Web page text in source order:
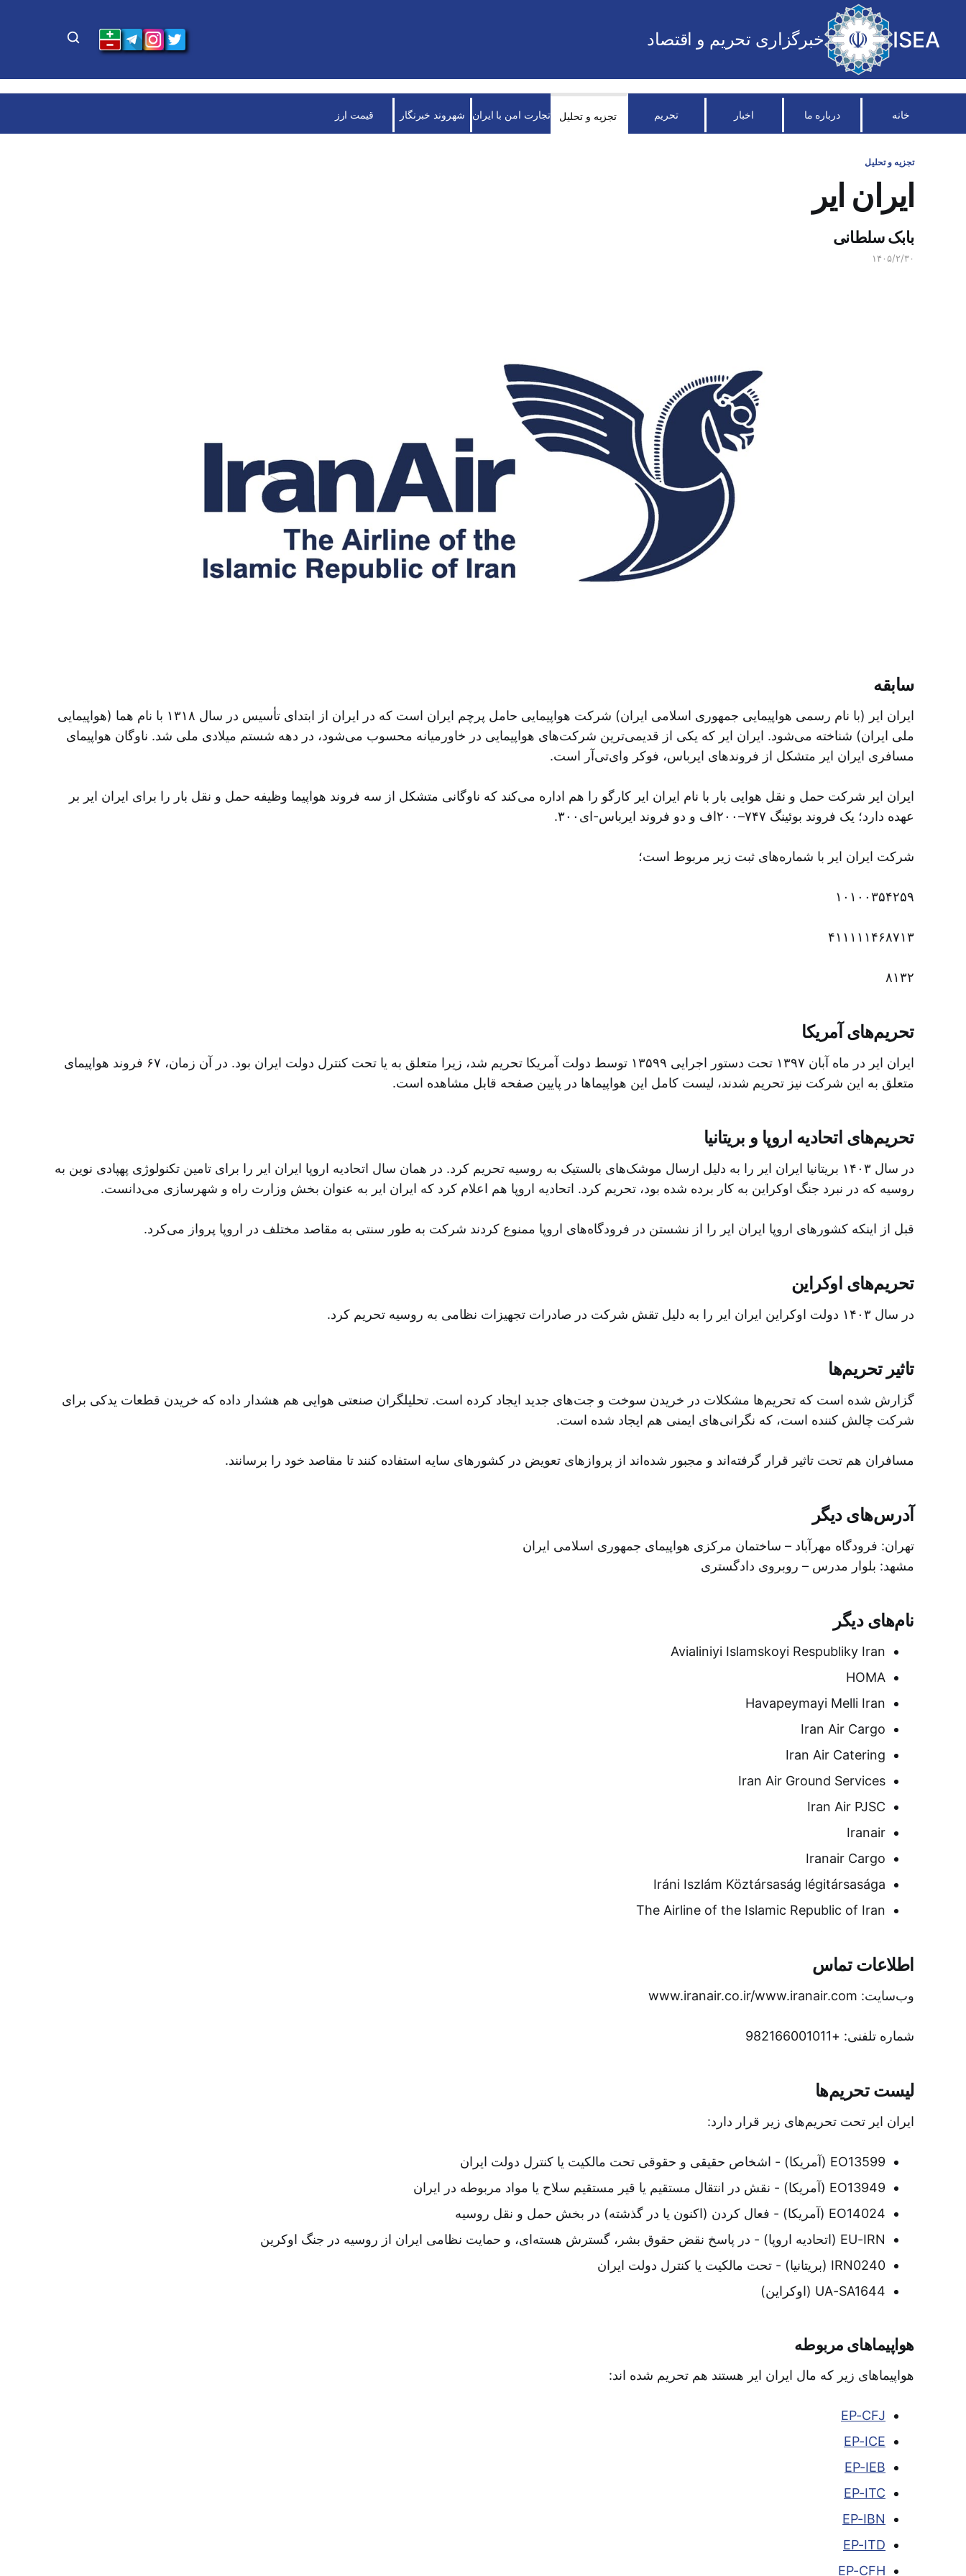
ISEA خبرگزاری تحریم و اقتصاد
خانه درباره ما اخبار تحریم تجزیه و تحلیل تجارت امن با ایران شهروند خبرنگار قیمت ارز
تجزیه و تحلیل
ایران ایر
بابک سلطانی
۱۴۰۵/۲/۳۰
سابقه
ایران ایر (با نام رسمی هواپیمایی جمهوری اسلامی ایران) شرکت هواپیمایی حامل پرچم ایران است که در ایران از ابتدای تأسیس در سال ۱۳۱۸ با نام هما (هواپیمایی
ملی ایران) شناخته می‌شود. ایران‌ ایر که یکی از قدیمی‌ترین شرکت‌های هواپیمایی در خاورمیانه محسوب می‌شود، در دهه شستم میلادی ملی شد. ناوگان هواپیمای
مسافری ایران ایر متشکل از فروندهای ایرباس، فوکر وای‌تی‌آر است.
ایران ایر شرکت حمل و نقل هوایی بار با نام ایران ایر کارگو را هم اداره می‌کند که ناوگانی متشکل از سه فروند هواپیما وظیفه حمل و نقل بار را برای ایران ایر بر
عهده دارد؛ یک فروند بوئینگ ۷۴۷–۲۰۰اف و دو فروند ایرباس-ای۳۰۰.
شرکت ایران ایر با شماره‌های ثبت زیر مربوط است؛
۱۰۱۰۰۳۵۴۲۵۹
۴۱۱۱۱۱۴۶۸۷۱۳
۸۱۳۲
تحریم‌های آمریکا
ایران ایر در ماه آبان ۱۳۹۷ تحت دستور اجرایی ۱۳۵۹۹ توسط دولت آمریکا تحریم شد، زیرا متعلق به یا تحت کنترل دولت ایران بود. در آن زمان، ۶۷ فروند هواپیمای
متعلق به این شرکت نیز تحریم شدند، لیست کامل این هواپیماها در پایین صفحه قابل مشاهده است.
تحریم‌های اتحادیه اروپا و بریتانیا
در سال ۱۴۰۳ بریتانیا ایران ایر را به دلیل ارسال موشک‌های بالستیک به روسیه تحریم کرد. در همان سال اتحادیه اروپا ایران ایر را برای تامین تکنولوژی پهپادی نوین به
روسیه که در نبرد جنگ اوکراین به کار برده شده بود، تحریم کرد. اتحادیه اروپا هم اعلام کرد که ایران ایر به عنوان بخش وزارت راه و شهرسازی می‌دانست.
قبل از اینکه کشورهای اروپا ایران ایر را از نشستن در فرودگاه‌های اروپا ممنوع کردند شرکت به طور سنتی به مقاصد مختلف در اروپا پرواز می‌کرد.
تحریم‌های اوکراین
در سال ۱۴۰۳ دولت اوکراین ایران ایر را به دلیل تقش شرکت در صادرات تجهیزات نظامی به روسیه تحریم کرد.
تاثیر تحریم‌ها
گزارش شده است که تحریم‌ها مشکلات در خریدن سوخت‌ و جت‌های جدید ایجاد کرده است. تحلیلگران صنعتی هوایی هم هشدار داده که خریدن قطعات یدکی برای
شرکت چالش کننده است، که نگرانی‌های ایمنی هم ایجاد شده است.
مسافران هم تحت تاثیر قرار گرفته‌اند و مجبور شده‌اند از پروازهای تعویض در کشورهای سایه استفاده کنند تا مقاصد خود را برسانند.
آدرس‌های دیگر
تهران: فرودگاه مهرآباد – ساختمان مرکزی هواپیمای جمهوری اسلامی ایران
مشهد: بلوار مدرس – روبروی دادگستری
نام‌های دیگر
Avialiniyi Islamskoyi Respubliky Iran
HOMA
Havapeymayi Melli Iran
Iran Air Cargo
Iran Air Catering
Iran Air Ground Services
Iran Air PJSC
Iranair
Iranair Cargo
Iráni Iszlám Köztársaság légitársasága
The Airline of the Islamic Republic of Iran
اطلاعات تماس
وب‌سایت: www.iranair.co.ir/www.iranair.com
شماره تلفنی: +982166001011
لیست تحریم‌ها
ایران ایر تحت تحریم‌های زیر قرار دارد:
EO13599 (آمریکا) - اشخاص حقیقی و حقوقی تحت مالکیت یا کنترل دولت ایران
EO13949 (آمریکا) - نقش در انتقال مستقیم یا قیر مستقیم سلاح یا مواد مربوطه در ایران
EO14024 (آمریکا) - فعال کردن (اکنون یا در گذشته) در بخش حمل و نقل روسیه
EU-IRN (اتحادیه اروپا) - در پاسخ نقض حقوق بشر، گسترش هسته‌ای، و حمایت نظامی ایران از روسیه در جنگ اوکرین
IRN0240 (بریتانیا) - تحت مالکیت یا کنترل دولت ایران
UA-SA1644 (اوکراین)
هواپیماهای مربوطه
هواپیماهای زیر که مال ایران ایر هستند هم تحریم شده اند:
EP-CFJ
EP-ICE
EP-IEB
EP-ITC
EP-IBN
EP-ITD
EP-CFH